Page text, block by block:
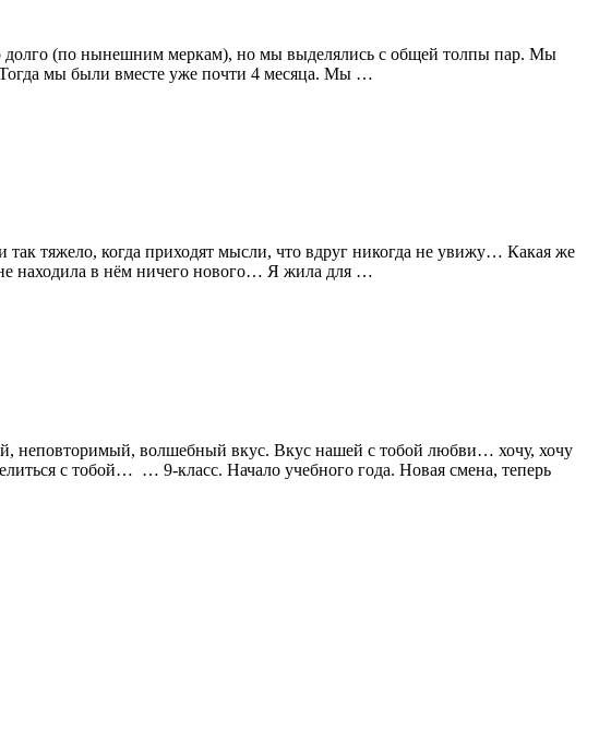
долго (по нынешним меркам), но мы выделялись с общей толпы пар. Мы
Тогда мы были вместе уже почти 4 месяца. Мы …
тяжело, когда приходят мысли, что вдруг никогда не увижу… Какая же
находила в нём ничего нового… Я жила для …
неповторимый, волшебный вкус. Вкус нашей с тобой любви… хочу, хочу
с тобой… … 9-класс. Начало учебного года. Новая смена, теперь